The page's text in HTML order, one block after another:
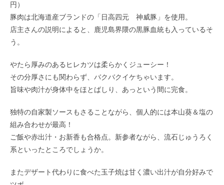
円）
豚肉は北海道産ブランドの「日高四元 神威豚」を使用。
店主さんの説明によると、鹿児島界隈の黒豚血統も入っているそ
う。
やたら厚みのあるヒレカツは柔らかくジューシー！
その分厚さにも関わらず、バクバクイケちゃいます。
旨味や肉汁が身体中をほとばしり、あっという間に完食。
独特の自家製ソースもさることながら、個人的には本山葵＆塩の
組み合わせが最高！
ご飯や赤出汁・お新香も合格点。新参者ながら、流石じゅうろく
系といったところでしょうか。
またデザート代わりに食べた玉子焼は甘く濃い出汁が自分好みで